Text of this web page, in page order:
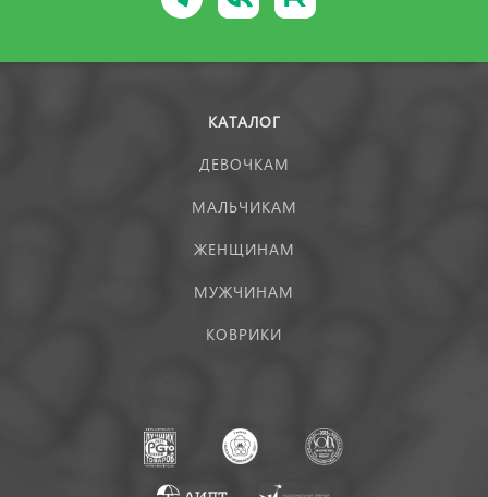
КАТАЛОГ
ДЕВОЧКАМ
МАЛЬЧИКАМ
ЖЕНЩИНАМ
МУЖЧИНАМ
КОВРИКИ